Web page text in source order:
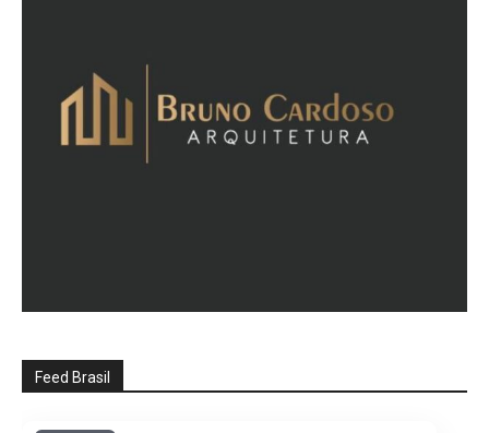
Feed Brasil